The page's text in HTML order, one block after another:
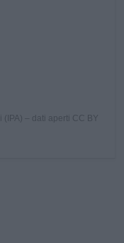
– dati aperti CC BY